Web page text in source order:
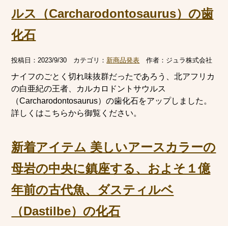
ルス（Carcharodontosaurus）の歯
化石
投稿日：2023/9/30 カテゴリ： 新商品発表 作者： ジュラ株式会社
ナイフのごとく切れ味抜群だったであろう、北アフリカ
の白亜紀の王者、カルカロドントサウルス
（Carcharodontosaurus）の歯化石をアップしました。
詳しくはこちらから御覧ください。
新着アイテム 美しいアースカラーの
母岩の中央に鎮座する、およそ１億
年前の古代魚、ダスティルベ
（Dastilbe）の化石